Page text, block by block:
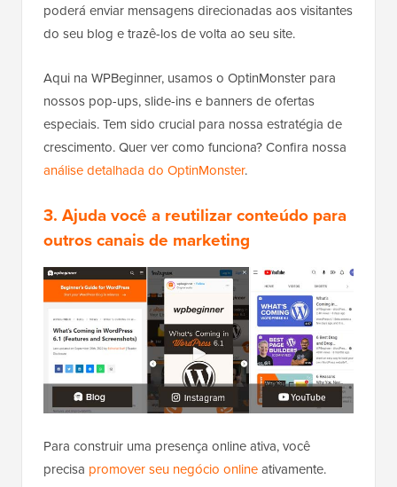
poderá enviar mensagens direcionadas aos visitantes
do seu blog e trazê-los de volta ao seu site.
Aqui na WPBeginner, usamos o OptinMonster para
nossos pop-ups, slide-ins e banners de ofertas
especiais. Tem sido crucial para nossa estratégia de
crescimento. Quer ver como funciona? Confira nossa
análise detalhada do OptinMonster.
3. Ajuda você a reutilizar conteúdo para
outros canais de marketing
Para construir uma presença online ativa, você
precisa promover seu negócio onlineativamente.